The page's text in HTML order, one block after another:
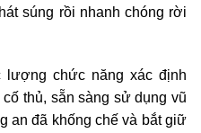
súng rồi nhanh chóng rời
lượng chức năng xác định
thủ, sẵn sàng sử dụng vũ
an đã khống chế và bắt giữ